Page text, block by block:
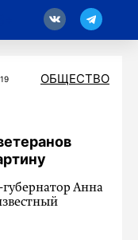
ОБЩЕСТВО
Анна